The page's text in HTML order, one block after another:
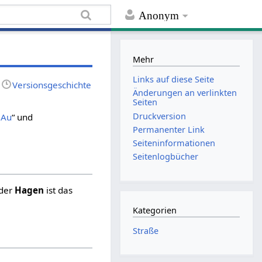
Anonym
Versionsgeschichte
“ und
Hagen ist das
Mehr
Links auf diese Seite
Änderungen an verlinkten
Seiten
Druckversion
Permanenter Link
Seiten­informationen
Seitenlogbücher
Kategorien
Straße